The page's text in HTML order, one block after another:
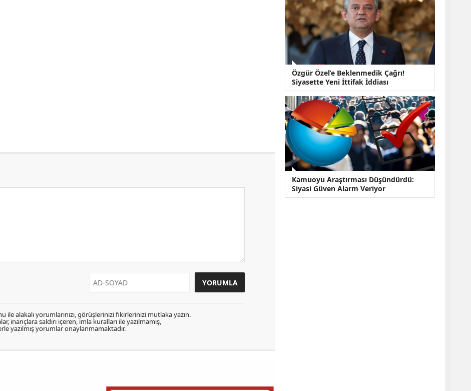
alakalı yorumlarınızı, görüşlerinizi fikirlerinizi mutlaka yazın.
inançlara saldırı içeren, imla kuralları ile yazılmamış,
yazılmış yorumlar onaylanmamaktadır.
Özgür Özel’e Beklenmedik Çağrı!
Siyasette Yeni İttifak İddiası
Kamuoyu Araştırması Düşündürdü:
Siyasi Güven Alarm Veriyor